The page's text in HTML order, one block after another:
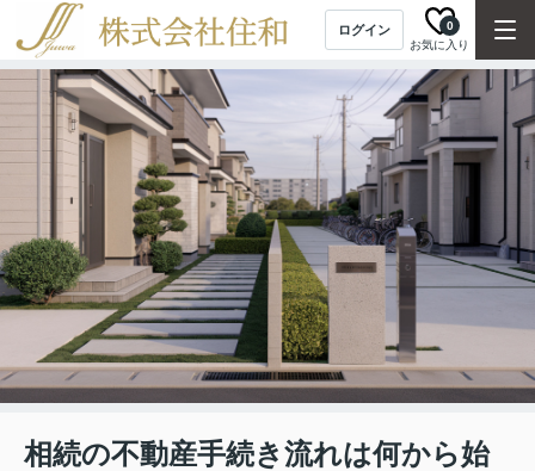
ログイン
お気に入り
0
相続の不動産手続き流れは何から始